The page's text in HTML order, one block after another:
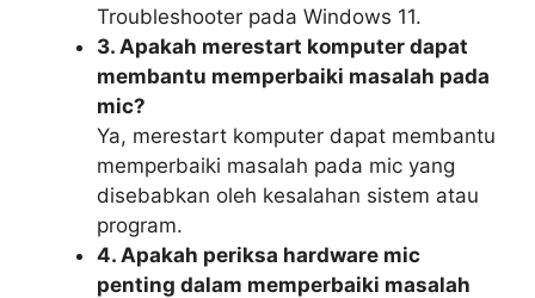
Troubleshooter pada Windows 11.
3. Apakah merestart komputer dapat
membantu memperbaiki masalah pada
mic?
Ya, merestart komputer dapat membantu
memperbaiki masalah pada mic yang
disebabkan oleh kesalahan sistem atau
program.
4. Apakah periksa hardware mic
penting dalam memperbaiki masalah